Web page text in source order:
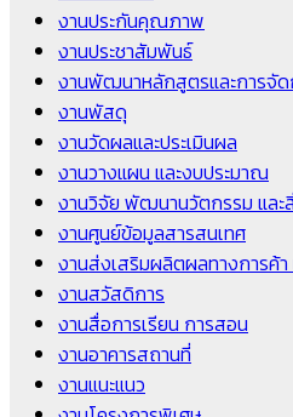
งานประกันคุณภาพ
งานประชาสัมพันธ์
งานพัฒนาหลักสูตรและการจัด
งานพัสดุ
งานวัดผลและประเมินผล
งานวางแผน และงบประมาณ
งานวิจัย พัฒนานวัตกรรม และ
งานศูนย์ข้อมูลสารสนเทศ
งานส่งเสริมผลิตผลทางการค้า
งานสวัสดิการ
งานสื่อการเรียน การสอน
งานอาคารสถานที่
งานแนะแนว